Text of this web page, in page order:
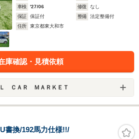
車検
'27/06 修復
なし
保証
保証付 整備
法定整備付
住所
東京都東大和市
庫確認・見積依頼
Ｌ ＣＡＲ ＭＡＲＫＥＴ
換/192馬力仕様!!/